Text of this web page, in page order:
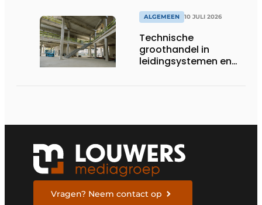
ALGEMEEN 10 JULI 2026
Technische
groothandel in
leidingsystemen en
Vragen? Neem contact op